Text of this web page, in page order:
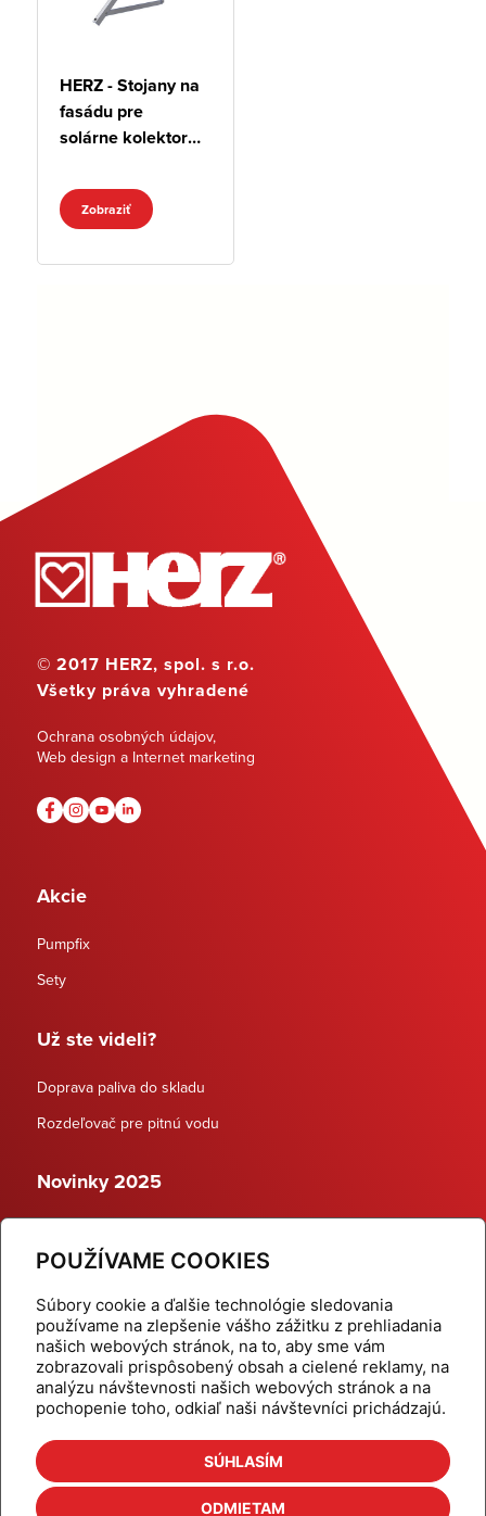
POUŽÍVAME COOKIES
Súbory cookie a ďalšie technológie sledovania
používame na zlepšenie vášho zážitku z prehliadania
našich webových stránok, na to, aby sme vám
zobrazovali prispôsobený obsah a cielené reklamy, na
analýzu návštevnosti našich webových stránok a na
pochopenie toho, odkiaľ naši návštevníci prichádzajú.
SÚHLASÍM
ODMIETAM
HERZ - Stojany na
fasádu pre
solárne kolektory
Zobraziť
© 2017 HERZ, spol. s r.o.
Všetky práva vyhradené
Ochrana osobných údajov,
Web design a Internet marketing
Akcie
Pumpfix
Sety
Už ste videli?
Doprava paliva do skladu
Rozdeľovač pre pitnú vodu
Novinky 2025
Dynamické termostatické ventily
Domov
Produkty
Aktuality
Odber šikovné tipy
Kalkulačky
Cenníky
Na stiahnutie
Referencie
Kontakt